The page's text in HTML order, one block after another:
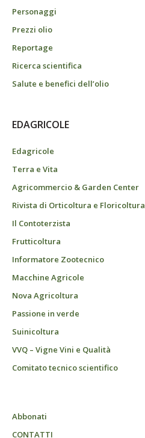
Personaggi
Prezzi olio
Reportage
Ricerca scientifica
Salute e benefici dell’olio
EDAGRICOLE
Edagricole
Terra e Vita
Agricommercio & Garden Center
Rivista di Orticoltura e Floricoltura
Il Contoterzista
Frutticoltura
Informatore Zootecnico
Macchine Agricole
Nova Agricoltura
Passione in verde
Suinicoltura
VVQ – Vigne Vini e Qualità
Comitato tecnico scientifico
Abbonati
CONTATTI